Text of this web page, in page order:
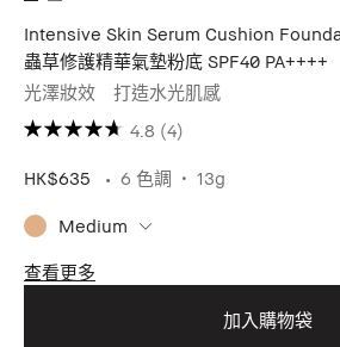
Intensive Skin Serum Cushion
蟲草修護精華氣墊粉底 SPF40 PA++++
光澤妝效 打造水光肌感
4.8 (4)
HK$635 6 色調 13g
Medium
查看更多
加入購物袋